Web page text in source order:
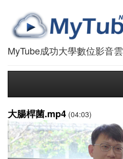
MyTube成功大學數位影音雲
大腸桿菌.mp4 (04:03)